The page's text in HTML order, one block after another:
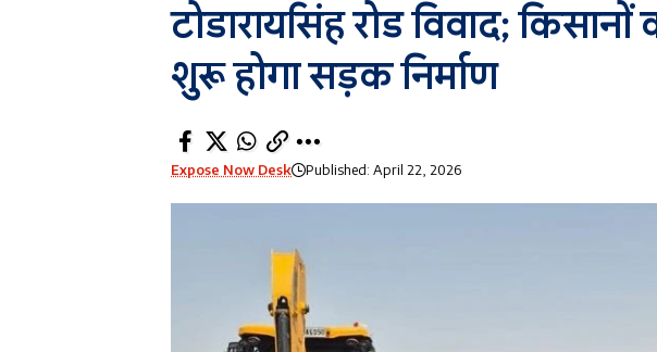
टोडारायसिंह रोड विवाद;
शुरू होगा सड़क निर्माण
Expose Now Desk Published: April 22, 2026